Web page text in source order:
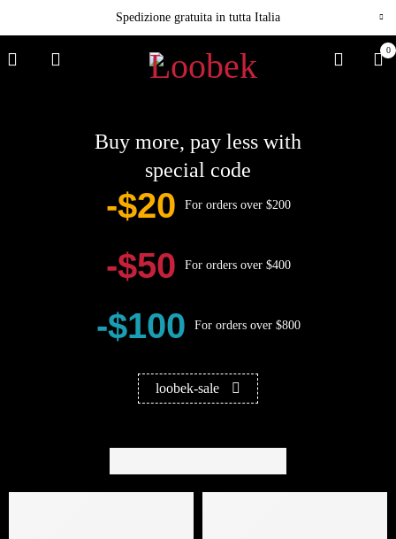
Spedizione gratuita in tutta Italia
0
Buy more, pay less with
special code
-$20 For orders over $200
-$50 For orders over $400
-$100 For orders over $800
loobek-sale